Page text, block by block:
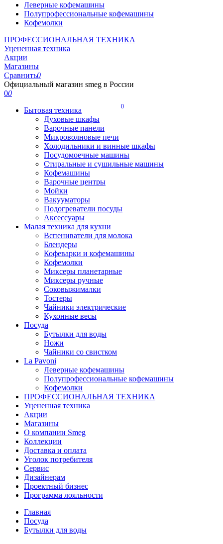
Леверные кофемашины
Полупрофессиональные кофемашины
Кофемолки
ПРОФЕССИОНАЛЬНАЯ ТЕХНИКА
Уцененная техника
Акции
Магазины
Сравнить0
Официальный магазин smeg в России
0
0
0
Бытовая техника
Духовые шкафы
Варочные панели
Микроволновые печи
Холодильники и винные шкафы
Посудомоечные машины
Стиральные и сушильные машины
Кофемашины
Варочные центры
Мойки
Вакууматоры
Подогреватели посуды
Аксессуары
Малая техника для кухни
Вспениватели для молока
Блендеры
Кофеварки и кофемашины
Кофемолки
Миксеры планетарные
Миксеры ручные
Соковыжималки
Тостеры
Чайники электрические
Кухонные весы
Посуда
Бутылки для воды
Ножи
Чайники со свистком
La Pavoni
Леверные кофемашины
Полупрофессиональные кофемашины
Кофемолки
ПРОФЕССИОНАЛЬНАЯ ТЕХНИКА
Уцененная техника
Акции
Магазины
О компании Smeg
Коллекции
Доставка и оплата
Уголок потребителя
Сервис
Дизайнерам
Проектный бизнес
Программа лояльности
Главная
Посуда
Бутылки для воды